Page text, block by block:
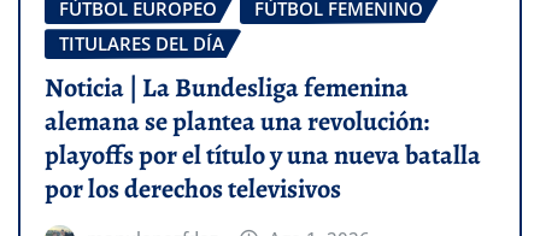
FÚTBOL EUROPEO
FÚTBOL FEMENINO
TITULARES DEL DÍA
Noticia | La Bundesliga femenina
alemana se plantea una revolución:
playoffs por el título y una nueva batalla
por los derechos televisivos